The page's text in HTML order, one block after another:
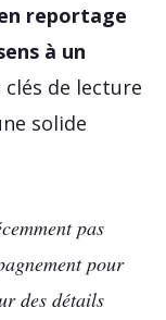
reportage
à un
de lecture
solide
pas
pour
des détails